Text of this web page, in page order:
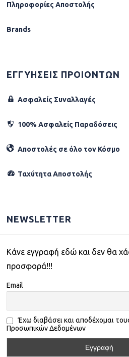
Πληροφορίες Αποστολής
Brands
ΕΓΓΥΗΣΕΙΣ ΠΡΟΙΟΝΤΩΝ
Ασφαλείς Συναλλαγές
100% Ασφαλείς Παραδόσεις
Αποστολές σε όλο τον Κόσµο
Ταχύτητα Αποστολής
NEWSLETTER
Kάνε εγγραφή εδώ και δεν θα
προσφορά!!!
Email
Έχω διαβάσει και αποδέχομαι
Προσωπικών Δεδομένων